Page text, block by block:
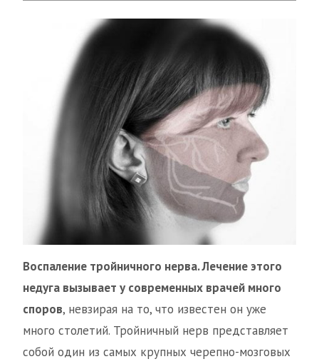
Воспаление тройничного нерва. Лечение этого
недуга вызывает у современных врачей много
споров, невзирая на то, что известен он уже
много столетий. Тройничный нерв представляет
собой один из самых крупных черепно-мозговых